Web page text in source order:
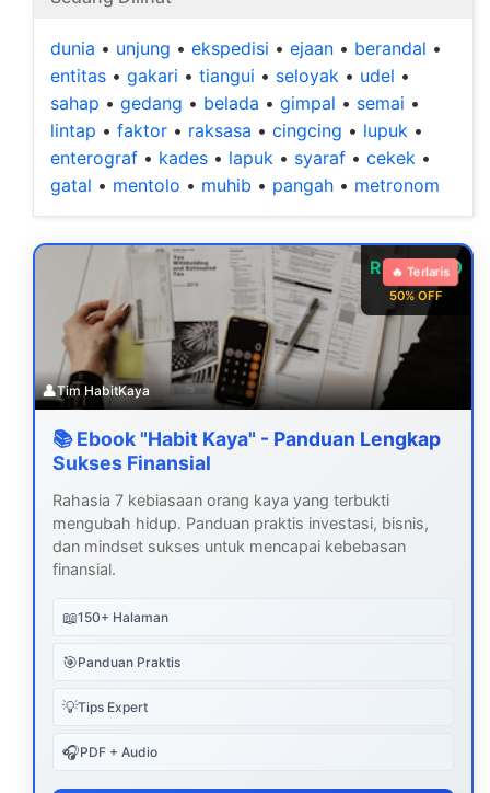
dunia • unjung • ekspedisi • ejaan • berandal •
entitas • gakari • tiangui • seloyak • udel •
sahap • gedang • belada • gimpal • semai •
lintap • faktor • raksasa • cingcing • lupuk •
enterograf • kades • lapuk • syaraf • cekek •
gatal • mentolo • muhib • pangah • metronom
Rp 99.000
50% OFF
🔥 Terlaris
👤Tim HabitKaya
📚 Ebook "Habit Kaya" - Panduan Lengkap
Sukses Finansial
Rahasia 7 kebiasaan orang kaya yang terbukti
mengubah hidup. Panduan praktis investasi, bisnis,
dan mindset sukses untuk mencapai kebebasan
finansial.
📖150+ Halaman
🎯Panduan Praktis
💡Tips Expert
🎧PDF + Audio